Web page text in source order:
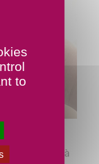
à faire ou à
to